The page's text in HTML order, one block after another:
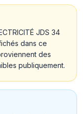
JDS 34
dans ce
des
publiquement.